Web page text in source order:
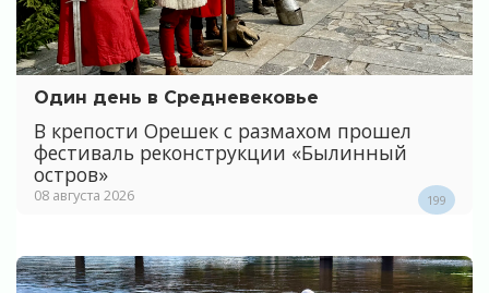
Один день в Средневековье
В крепости Орешек с размахом прошел
фестиваль реконструкции «Былинный
остров»
08 августа 2026 199